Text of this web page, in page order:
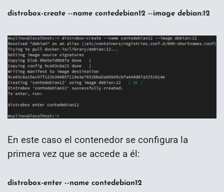
distrobox-create --name contedebian12 --image debian:12
En este caso el contenedor se configura la
primera vez que se accede a él:
distrobox-enter --name contedebian12